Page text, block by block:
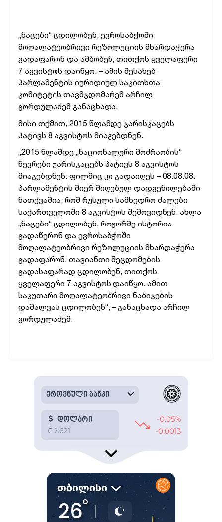
„ნაცები“ ცდილობენ, ევროსაბჭოში
მოღალატეობრივი რეზოლუციის მხარდაჭერა
გადაფარონ და ამბობენ, თითქოს ყველაფერი
7 აგვისტოს დაიწყო, – ამის შესახებ
პარლამენტის იურიდიულ საკითხთა
კომიტეტის თავმჯდომარემ არჩილ
გორდულაძემ განაცხადა.
მისი თქმით, 2015 წლამდე ჯარისკაცებს
პატივს 8 აგვისტოს მიაგებდნენ.
„2015 წლამდე „ნაციონალური მოძრაობის“
წევრები ჯარისკაცებს პატივს 8 აგვისტოს
მიაგებდნენ. ფილმიც კი გადაიღეს – 08.08.08.
პარლამენტის მიერ მიღებულ დადგენილებაში
ნათქვამია, რომ რუსული სამხედრო ძალები
საქართველოში 8 აგვისტოს შემოვიდნენ. ახლა
„ნაცები“ ცდილობენ, როგორმე ისტორია
გადაწერონ და ევროსაბჭოში
მოღალატეობრივი რეზოლუციის მხარდაჭერა
გადაფარონ. თავიანთი შეცდომების
გადასაფარად ცდილობენ, თითქოს
ყველაფერი 7 აგვისტოს დაიწყო. ამით
საკუთარი მოღალატეობრივი ნაბიჯების
დამალვას ცდილობენ“, – განაცხადა არჩილ
გორდულაძემ.